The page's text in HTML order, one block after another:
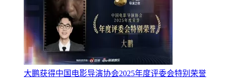
大鹏获得中国电影导演协会2025年度评委会特别荣誉